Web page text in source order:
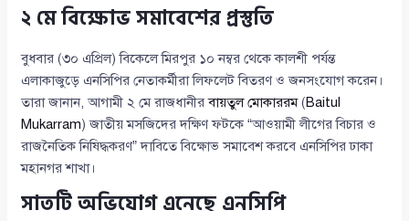
২ মে বিক্ষোভ সমাবেশের প্রস্তুতি
বুধবার (৩০ এপ্রিল) বিকেলে মিরপুর ১০ নম্বর থেকে কালশী পর্যন্ত
এলাকাজুড়ে এনসিপির নেতাকর্মীরা লিফলেট বিতরণ ও জনসংযোগ করেন।
তারা জানান, আগামী ২ মে রাজধানীরবায়তুল মোকাররম(Baitul
Mukarram) জাতীয় মসজিদের দক্ষিণ ফটকে “আওয়ামী লীগের বিচার ও
রাজনৈতিক নিষিদ্ধকরণ” দাবিতে বিক্ষোভ সমাবেশ করবে এনসিপির ঢাকা
মহানগর শাখা।
সাতটি অভিযোগ এনেছে এনসিপি